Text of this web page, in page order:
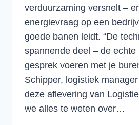
verduurzaming versnelt –
energievraag op een
goede banen leidt. “De
spannende deel – de
gesprek voeren met je
Schipper, logistiek
deze aflevering van
we alles te weten over…